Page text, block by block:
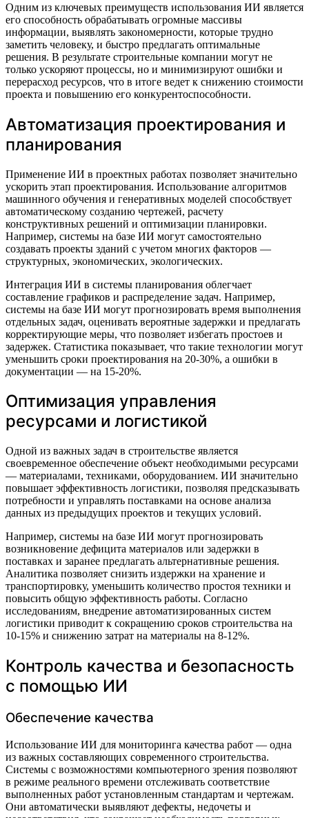
Одним из ключевых преимуществ использования ИИ является
его способность обрабатывать огромные массивы
информации, выявлять закономерности, которые трудно
заметить человеку, и быстро предлагать оптимальные
решения. В результате строительные компании могут не
только ускоряют процессы, но и минимизируют ошибки и
перерасход ресурсов, что в итоге ведет к снижению стоимости
проекта и повышению его конкурентоспособности.
Автоматизация проектирования и
планирования
Применение ИИ в проектных работах позволяет значительно
ускорить этап проектирования. Использование алгоритмов
машинного обучения и генеративных моделей способствует
автоматическому созданию чертежей, расчету
конструктивных решений и оптимизации планировки.
Например, системы на базе ИИ могут самостоятельно
создавать проекты зданий с учетом многих факторов —
структурных, экономических, экологических.
Интеграция ИИ в системы планирования облегчает
составление графиков и распределение задач. Например,
системы на базе ИИ могут прогнозировать время выполнения
отдельных задач, оценивать вероятные задержки и предлагать
корректирующие меры, что позволяет избегать простоев и
задержек. Статистика показывает, что такие технологии могут
уменьшить сроки проектирования на 20-30%, а ошибки в
документации — на 15-20%.
Оптимизация управления
ресурсами и логистикой
Одной из важных задач в строительстве является
своевременное обеспечение объект необходимыми ресурсами
— материалами, техниками, оборудованием. ИИ значительно
повышает эффективность логистики, позволяя предсказывать
потребности и управлять поставками на основе анализа
данных из предыдущих проектов и текущих условий.
Например, системы на базе ИИ могут прогнозировать
возникновение дефицита материалов или задержки в
поставках и заранее предлагать альтернативные решения.
Аналитика позволяет снизить издержки на хранение и
транспортировку, уменьшить количество простоя техники и
повысить общую эффективность работы. Согласно
исследованиям, внедрение автоматизированных систем
логистики приводит к сокращению сроков строительства на
10-15% и снижению затрат на материалы на 8-12%.
Контроль качества и безопасность
с помощью ИИ
Обеспечение качества
Использование ИИ для мониторинга качества работ — одна
из важных составляющих современного строительства.
Системы с возможностями компьютерного зрения позволяют
в режиме реального времени отслеживать соответствие
выполненных работ установленным стандартам и чертежам.
Они автоматически выявляют дефекты, недочеты и